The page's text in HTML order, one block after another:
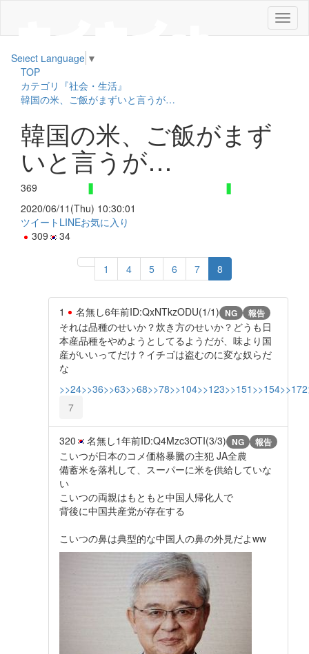
メ
ニ
Select Language ▼
TOP
カテゴリ『社会・生活』
韓国の米、ご飯がまずいと言うが…
韓国の米、ご飯がまず
いと言うが…
369
2020/06/11(Thu) 10:30:01
ツイート LINEお気に入り
309
34
1 4 5 6 7 8
1 名無し6年前ID:QxNTkzODU(1/1) NG 報告
それは品種のせいか？炊き方のせいか？どうも日
本産品種をやめようとしてるようだが、味より国
産がいいってだけ？イチゴは盗むのに変な奴らだ
な
>>24>>36>>63>>68>>78>>104>>123>>151 >>154>>172
7
320 名無し1年前ID:Q4Mzc3OTI(3/3) NG 報告
こいつが日本のコメ価格暴騰の主犯 JA全農
備蓄米を落札して、スーパーに米を供給していな
い
こいつの両親はもともと中国人帰化人で
背後に中国共産党が存在する
こいつの鼻は典型的な中国人の鼻の外見だよww